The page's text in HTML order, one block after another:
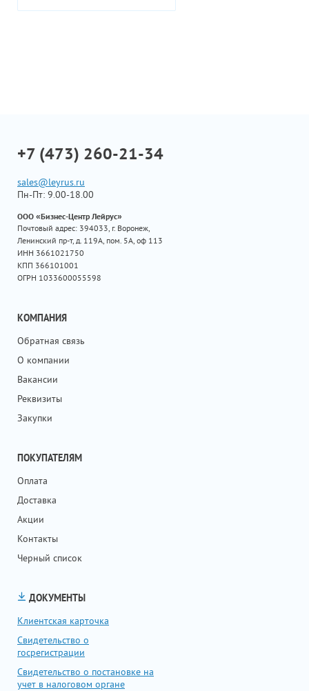
+7 (473) 260-21-34
sales@leyrus.ru
Пн-Пт: 9.00-18.00
ООО «Бизнес-Центр Лейрус»
Почтовый адрес: 394033, г. Воронеж,
Ленинский пр-т, д. 119А, пом. 5А, оф 113
ИНН 3661021750
КПП 366101001
ОГРН 1033600055598
КОМПАНИЯ
Обратная связь
О компании
Вакансии
Реквизиты
Закупки
ПОКУПАТЕЛЯМ
Оплата
Доставка
Акции
Контакты
Черный список
ДОКУМЕНТЫ
Клиентская карточка
Свидетельство о
госрегистрации
Свидетельство о постановке на
учет в налоговом органе